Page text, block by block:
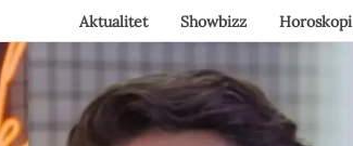
Aktualitet Showbizz Horoskopi